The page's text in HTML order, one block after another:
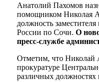
Анатолий Пахомов
помощником Николая
должность
России по Сочи. О
пресс-службе
Отметим, что Николай
прокуратуре
различных должностях